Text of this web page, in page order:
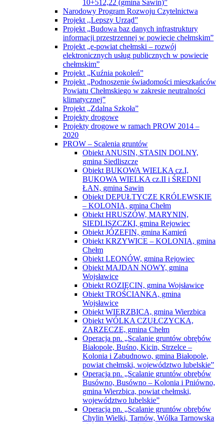
10+512,22 (gmina Sawin)”
Narodowy Program Rozwoju Czytelnictwa
Projekt ,,Lepszy Urząd”
Projekt „Budowa baz danych infrastruktury
informacji przestrzennej w powiecie chełmskim”
Projekt „e-powiat chełmski – rozwój
elektronicznych usług publicznych w powiecie
chełmskim”
Projekt „Kuźnia pokoleń”
Projekt „Podnoszenie świadomości mieszkańców
Powiatu Chełmskiego w zakresie neutralności
klimatycznej”
Projekt „Zdalna Szkoła”
Projekty drogowe
Projekty drogowe w ramach PROW 2014 –
2020
PROW – Scalenia gruntów
Obiekt ANUSIN, STASIN DOLNY,
gmina Siedliszcze
Obiekt BUKOWA WIELKA cz.I,
BUKOWA WIELKA cz.II i ŚREDNI
ŁAN, gmina Sawin
Obiekt DEPUŁTYCZE KRÓLEWSKIE
– KOLONIA, gmina Chełm
Obiekt HRUSZÓW, MARYNIN,
SIEDLISZCZKI, gmina Rejowiec
Obiekt JÓZEFIN, gmina Kamień
Obiekt KRZYWICE – KOLONIA, gmina
Chełm
Obiekt LEONÓW, gmina Rejowiec
Obiekt MAJDAN NOWY, gmina
Wojsławice
Obiekt ROZIĘCIN, gmina Wojsławice
Obiekt TROŚCIANKA, gmina
Wojsławice
Obiekt WIERZBICA, gmina Wierzbica
Obiekt WÓLKA CZUŁCZYCKA,
ZARZECZE, gmina Chełm
Operacja pn. „Scalanie gruntów obrębów
Białopole, Buśno, Kicin, Strzelce –
Kolonia i Zabudnowo, gmina Białopole,
powiat chełmski, województwo lubelskie”
Operacja pn. „Scalanie gruntów obrębów
Busówno, Busówno – Kolonia i Pniówno,
gmina Wierzbica, powiat chełmski,
województwo lubelskie”
Operacja pn. „Scalanie gruntów obrębów
Chylin Wielki, Tarnów, Wólka Tarnowska